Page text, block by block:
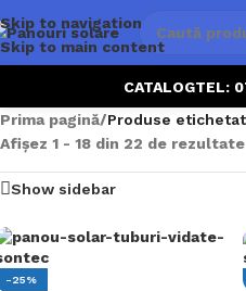
Skip to navigation
Skip to main content
CATALOGTEL:
Prima pagină/Produse
Afișez 1 - 18 din 22 de rezultate
Show sidebar
-25%